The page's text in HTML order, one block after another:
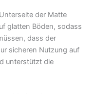
der Matte
glatten Böden, sodass
dass der
sicheren Nutzung auf
unterstützt die